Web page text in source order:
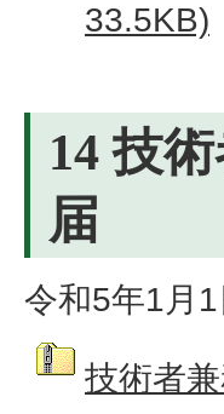
33.5KB)
14 技
届
令和5年1月
技術者